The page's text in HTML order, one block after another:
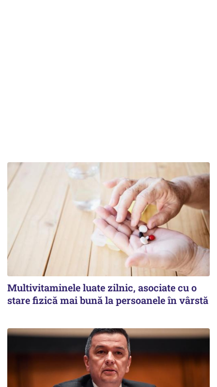
Multivitaminele luate zilnic, asociate cu o
stare fizică mai bună la persoanele în vârstă